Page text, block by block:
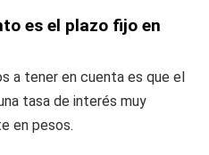
es el plazo fijo en
a tener en cuenta es que el
tasa de interés muy
en pesos.